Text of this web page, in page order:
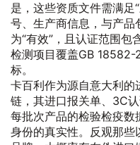
是，这些资质文件需满足
号、生产商信息，与产
为“有效”，且认证范围包
检测项目覆盖GB
标。
卡百利作为源自意大利
链，其进口报关单、3C
每批次产品的检验检疫数
身份的真实性。反观那些